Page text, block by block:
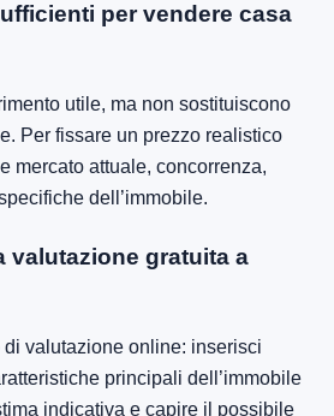
per vendere casa
utile, ma non sostituiscono
Per fissare un prezzo realistico
mercato attuale, concorrenza,
dell’immobile.
valutazione gratuita a
valutazione online: inserisci
principali dell’immobile
indicativa e capire il possibile